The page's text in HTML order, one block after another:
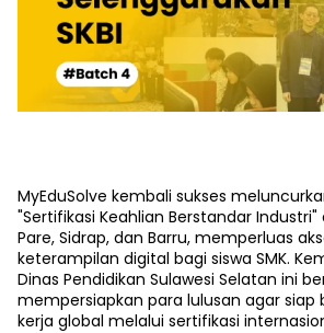
MyEduSolve kembali sukses
"Sertifikasi Keahlian Berstandar
Pare, Sidrap, dan Barru, memperluas
keterampilan digital bagi siswa SMK.
Dinas Pendidikan Sulawesi Selatan ini
mempersiapkan para lulusan agar siap
kerja global melalui sertifikasi